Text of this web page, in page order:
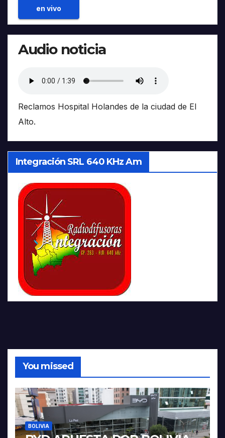
en vivo
Audio noticia
Reclamos Hospital Holandes de la ciudad de El
Alto.
Integración SRL 640 KHz Am
You missed
BOLIVIA